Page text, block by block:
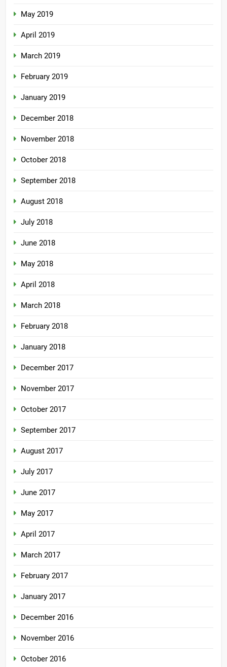
May 2019
April 2019
March 2019
February 2019
January 2019
December 2018
November 2018
October 2018
September 2018
August 2018
July 2018
June 2018
May 2018
April 2018
March 2018
February 2018
January 2018
December 2017
November 2017
October 2017
September 2017
August 2017
July 2017
June 2017
May 2017
April 2017
March 2017
February 2017
January 2017
December 2016
November 2016
October 2016